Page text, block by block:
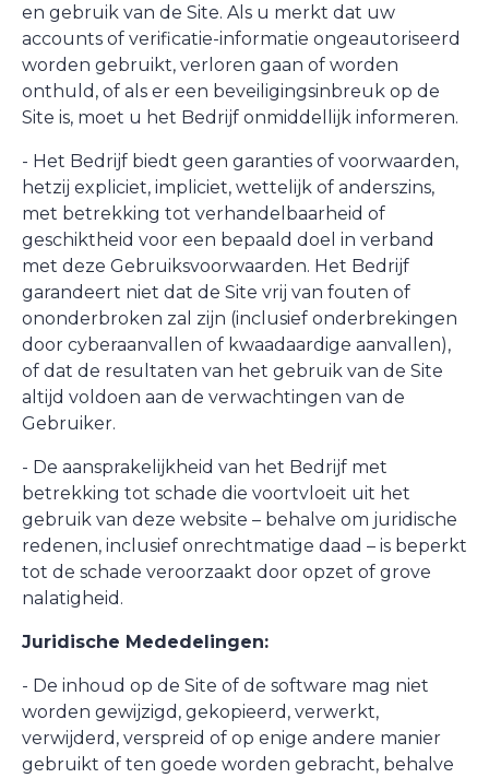
en gebruik van de Site. Als u merkt dat uw
accounts of verificatie-informatie ongeautoriseerd
worden gebruikt, verloren gaan of worden
onthuld, of als er een beveiligingsinbreuk op de
Site is, moet u het Bedrijf onmiddellijk informeren.
- Het Bedrijf biedt geen garanties of voorwaarden,
hetzij expliciet, impliciet, wettelijk of anderszins,
met betrekking tot verhandelbaarheid of
geschiktheid voor een bepaald doel in verband
met deze Gebruiksvoorwaarden. Het Bedrijf
garandeert niet dat de Site vrij van fouten of
ononderbroken zal zijn (inclusief onderbrekingen
door cyberaanvallen of kwaadaardige aanvallen),
of dat de resultaten van het gebruik van de Site
altijd voldoen aan de verwachtingen van de
Gebruiker.
- De aansprakelijkheid van het Bedrijf met
betrekking tot schade die voortvloeit uit het
gebruik van deze website – behalve om juridische
redenen, inclusief onrechtmatige daad – is beperkt
tot de schade veroorzaakt door opzet of grove
nalatigheid.
Juridische Mededelingen:
- De inhoud op de Site of de software mag niet
worden gewijzigd, gekopieerd, verwerkt,
verwijderd, verspreid of op enige andere manier
gebruikt of ten goede worden gebracht, behalve